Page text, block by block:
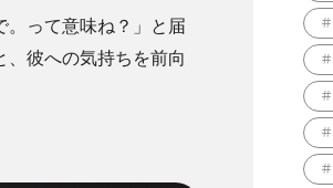
。って意味ね？」と届
、彼への気持ちを前向